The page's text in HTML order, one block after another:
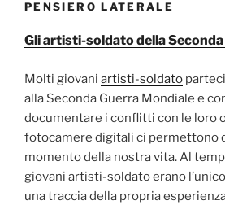
PENSIERO LATERALE
Gli artisti-soldato della
Molti giovani artisti-soldato
alla Seconda Guerra Mondiale e
documentare i conflitti con le loro
fotocamere digitali ci permettono
momento della nostra vita. Al
giovani artisti-soldato erano
una traccia della propria